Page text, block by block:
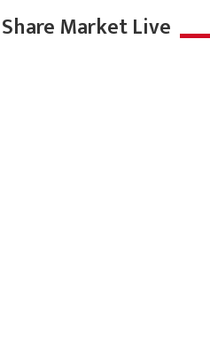
Share Market Live